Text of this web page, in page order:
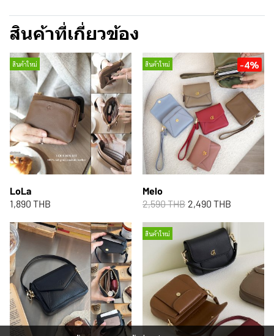
สินค้าที่เกี่ยวข้อง
สินค้าใหม่
LoLa
1,890 THB
สินค้าใหม่ -4%
Melo
2,590 THB 2,490 THB
สินค้าใหม่